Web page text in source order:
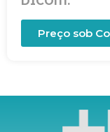
Preço sob